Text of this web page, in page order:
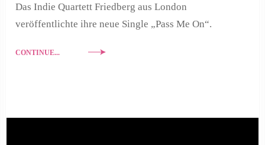
Das Indie Quartett Friedberg aus London
veröffentlichte ihre neue Single „Pass Me On“.
CONTINUE...